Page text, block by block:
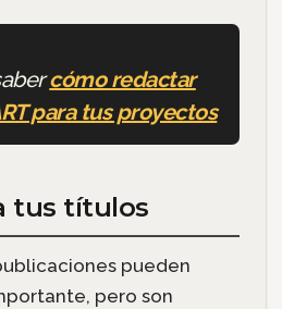
cómo redactar
para tus proyectos
tus títulos
pueden
pero son